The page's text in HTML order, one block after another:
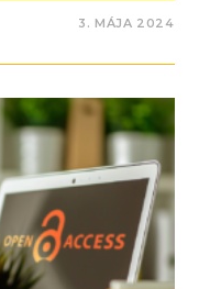
3. MÁJA 2024